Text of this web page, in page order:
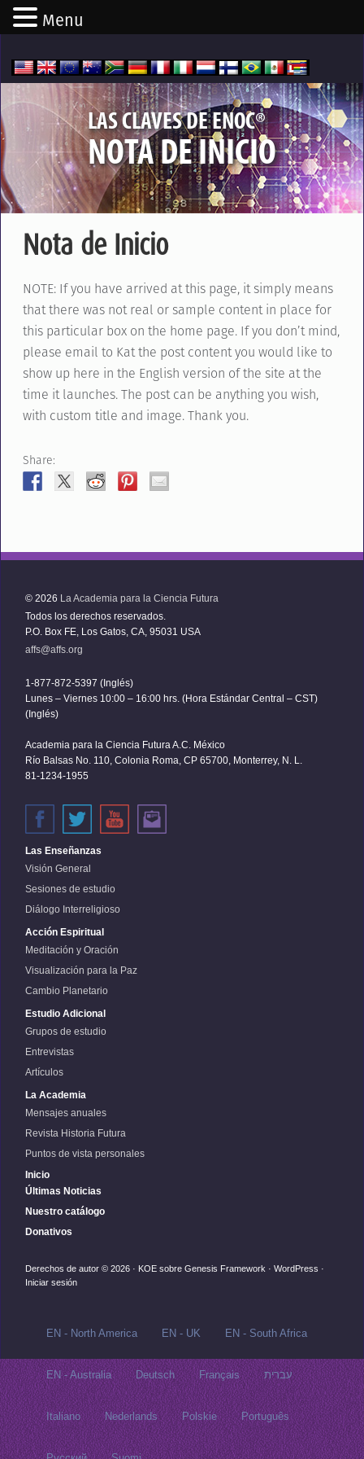
LAS CLAVES DE ENOC®
NOTA DE INICIO
Nota de Inicio
NOTE: If you have arrived at this page, it simply means
that there was not real or sample content in place for
this particular box on the home page. If you don’t mind,
please email to Kat the post content you would like to
show up here in the English version of the site at the
time it launches. The post can be anything you wish,
with custom title and image. Thank you.
Share:
© 2026 La Academia para la Ciencia Futura
Todos los derechos reservados.
P.O. Box FE, Los Gatos, CA, 95031 USA
affs@affs.org
1-877-872-5397 (Inglés)
Lunes – Viernes 10:00 – 16:00 hrs. (Hora Estándar Central – CST)
(Inglés)
Academia para la Ciencia Futura A.C. México
Río Balsas No. 110, Colonia Roma, CP 65700, Monterrey, N. L.
81-1234-1955
Las Enseñanzas
Visión General
Sesiones de estudio
Diálogo Interreligioso
Acción Espiritual
Meditación y Oración
Visualización para la Paz
Cambio Planetario
Estudio Adicional
Grupos de estudio
Entrevistas
Artículos
La Academia
Mensajes anuales
Revista Historia Futura
Puntos de vista personales
Inicio
Últimas Noticias
Nuestro catálogo
Donativos
Derechos de autor © 2026 · KOE sobre Genesis Framework · WordPress ·
Iniciar sesión
EN - North America EN - UK EN - South Africa
EN - Australia Deutsch Français עברית
Italiano Nederlands Polskie Português
Menu